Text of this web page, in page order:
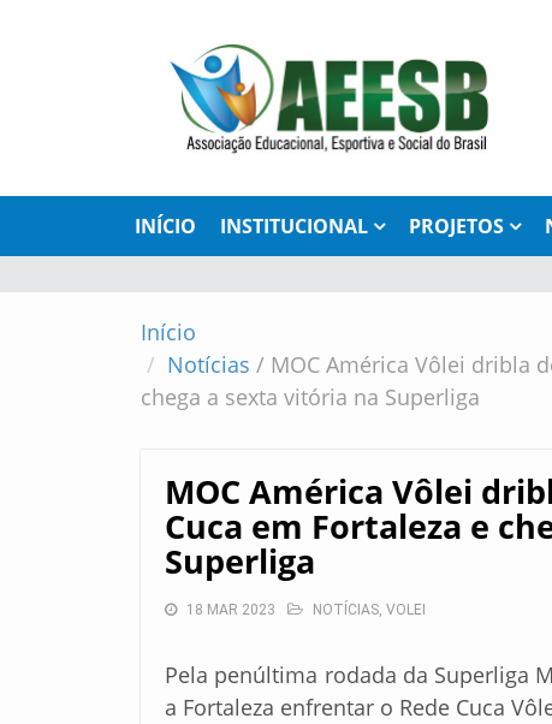
INÍCIO INSTITUCIONAL PROJETOS
Início
Notícias / MOC América Vôlei dribla
chega a sexta vitória na Superliga
MOC América Vôlei
Cuca em Fortaleza e
Superliga
18 MAR 2023 NOTÍCIAS, VOLEI
Pela penúltima rodada da Superliga
a Fortaleza enfrentar o Rede Cuca